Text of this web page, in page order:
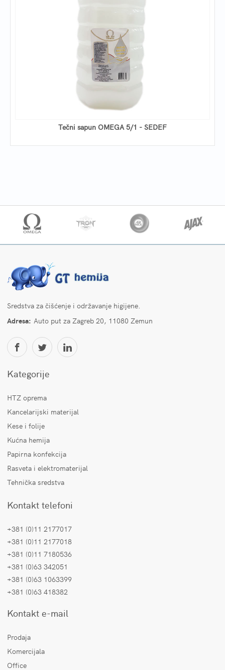
Tečni sapun OMEGA 5/1 - SEDEF
Sredstva za čišćenje i održavanje higijene.
Adresa: Auto put za Zagreb 20, 11080 Zemun
Kategorije
HTZ oprema
Kancelarijski materijal
Kese i folije
Kućna hemija
Papirna konfekcija
Rasveta i elektromaterijal
Tehnička sredstva
Kontakt telefoni
+381 (0)11 2177017
+381 (0)11 2177018
+381 (0)11 7180536
+381 (0)63 342051
+381 (0)63 1063399
+381 (0)63 418382
Kontakt e-mail
Prodaja
Komercijala
Office